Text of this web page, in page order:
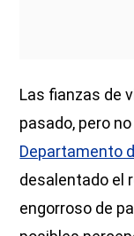
Las fianzas de
pasado, pero
Departamento
desalentado el
engorroso de